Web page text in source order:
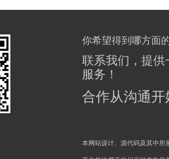
你希望得到哪方面
联系我们，提供
服务！
合作从沟通开
本网站设计、源代码及其中所